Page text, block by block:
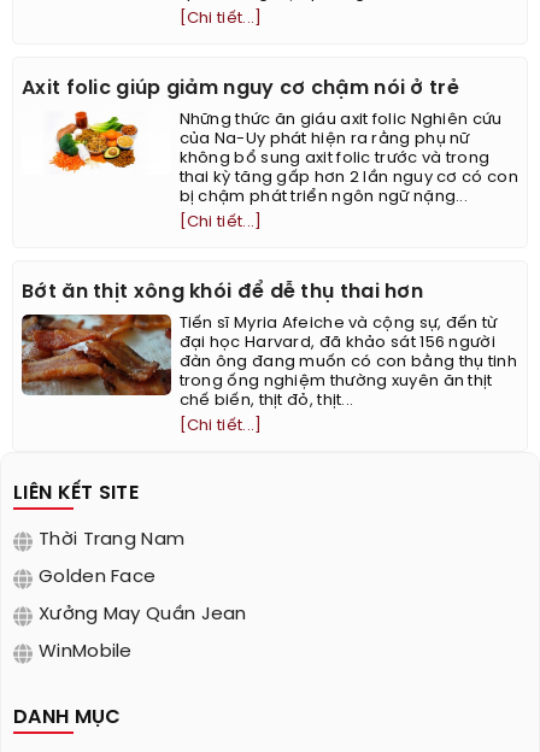
[Chi tiết...]
Axit folic giúp giảm nguy cơ chậm nói ở trẻ
Những thức ăn giáu axit folic Nghiên cứu
của Na-Uy phát hiện ra rằng phụ nữ
không bổ sung axit folic trước và trong
thai kỳ tăng gấp hơn 2 lần nguy cơ có con
bị chậm phát triển ngôn ngữ nặng...
[Chi tiết...]
Bớt ăn thịt xông khói để dễ thụ thai hơn
Tiến sĩ Myria Afeiche và cộng sự, đến từ
đại học Harvard, đã khảo sát 156 người
đàn ông đang muốn có con bằng thụ tinh
trong ống nghiệm thường xuyên ăn thịt
chế biến, thịt đỏ, thịt...
[Chi tiết...]
LIÊN KẾT SITE
Thời Trang Nam
Golden Face
Xưởng May Quần Jean
WinMobile
DANH MỤC